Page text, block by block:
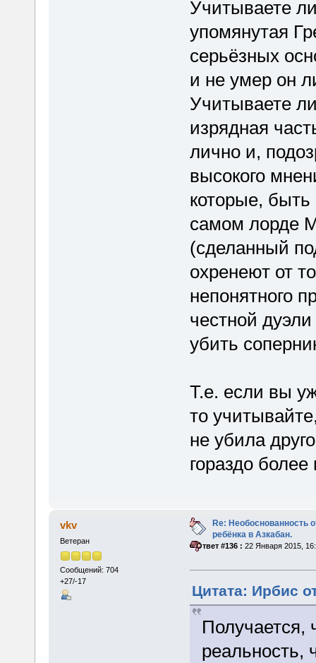
Учитываете
упомянутая
серьёзных
и не умер он
Учитываете
изрядная
лично и,
высокого
которые,
самом лорде
(сделанный
охренеют от
непонятного
честной
убить
Т.е. если вы
то
не убила
гораздо более
vkv
Ветеран
Сообщений: 704
+27/-17
Re: Необоснованность
ребёнка в Азкабан.
«Ответ #136 : 22 Января 2015,
Цитата: Ирбис
Получается,
реальность,